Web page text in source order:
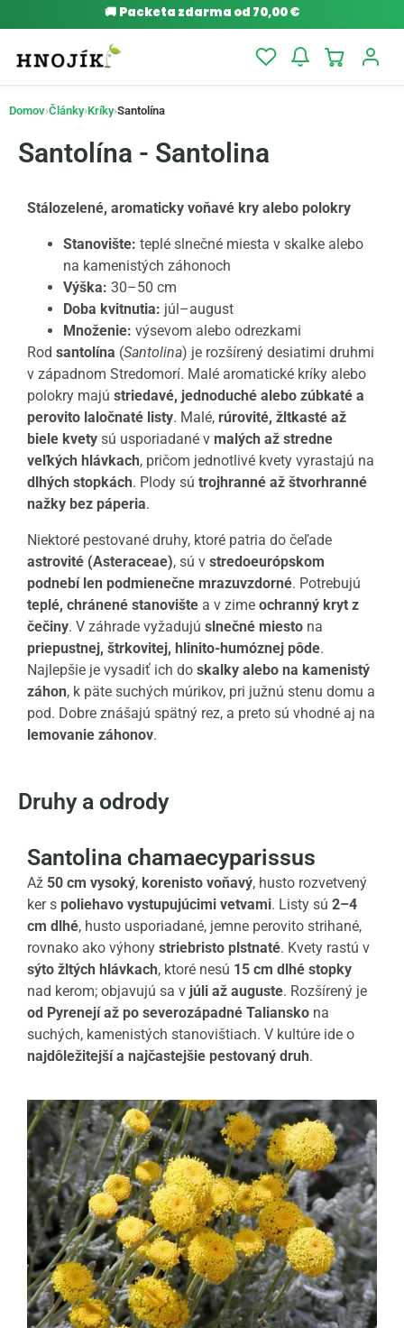
🚚 Packeta zdarma od 70,00 €
Domov›Články›Kríky›Santolína
Santolína - Santolina
Stálozelené, aromaticky voňavé kry alebo polokry
Stanovište: teplé slnečné miesta v skalke alebo
na kamenistých záhonoch
Výška: 30–50 cm
Doba kvitnutia: júl–august
Množenie: výsevom alebo odrezkami
Rod santolína (Santolina) je rozšírený desiatimi druhmi
v západnom Stredomorí. Malé aromatické kríky alebo
polokry majú striedavé, jednoduché alebo zúbkaté a
perovito laločnaté listy. Malé, rúrovité, žltkasté až
biele kvety sú usporiadané v malých až stredne
veľkých hlávkach, pričom jednotlivé kvety vyrastajú na
dlhých stopkách. Plody sú trojhranné až štvorhranné
nažky bez páperia.
Niektoré pestované druhy, ktoré patria do čeľade
astrovité (Asteraceae), sú v stredoeurópskom
podnebí len podmienečne mrazuvzdorné. Potrebujú
teplé, chránené stanovište a v zime ochranný kryt z
čečiny. V záhrade vyžadujú slnečné miesto na
priepustnej, štrkovitej, hlinito-humóznej pôde.
Najlepšie je vysadiť ich do skalky alebo na kamenistý
záhon, k päte suchých múrikov, pri južnú stenu domu a
pod. Dobre znášajú spätný rez, a preto sú vhodné aj na
lemovanie záhonov.
Druhy a odrody
Santolina chamaecyparissus
Až 50 cm vysoký, korenisto voňavý, husto rozvetvený
ker s poliehavo vystupujúcimi vetvami. Listy sú 2–4
cm dlhé, husto usporiadané, jemne perovito strihané,
rovnako ako výhony striebristo plstnaté. Kvety rastú v
sýto žltých hlávkach, ktoré nesú 15 cm dlhé stopky
nad kerom; objavujú sa v júli až auguste. Rozšírený je
od Pyrenejí až po severozápadné Taliansko na
suchých, kamenistých stanovištiach. V kultúre ide o
najdôležitejší a najčastejšie pestovaný druh.